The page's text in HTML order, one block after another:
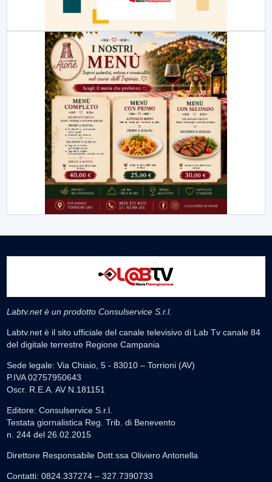
Labtv.net è un prodotto Consulservice S.r.l.
Labtv.net è il sito ufficiale del canale televisivo di Lab Tv canale 84
del digitale terrestre Regione Campania
Sede legale: Via Chiaio, 5 - 83010 – Torrioni (AV)
P.IVA 02757950643
Oscr. R.E.A. AV N.181151
Editore: Consulservice S.r.l.
Testata giornalistica Reg. Trib. di Benevento
n. 244 del 26.02.2015
Direttore Responsabile Dott.ssa Oliviero Antonella
Contatti: 0824.337274 – 327.7390733